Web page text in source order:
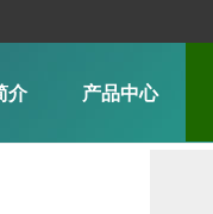
介 产品中心